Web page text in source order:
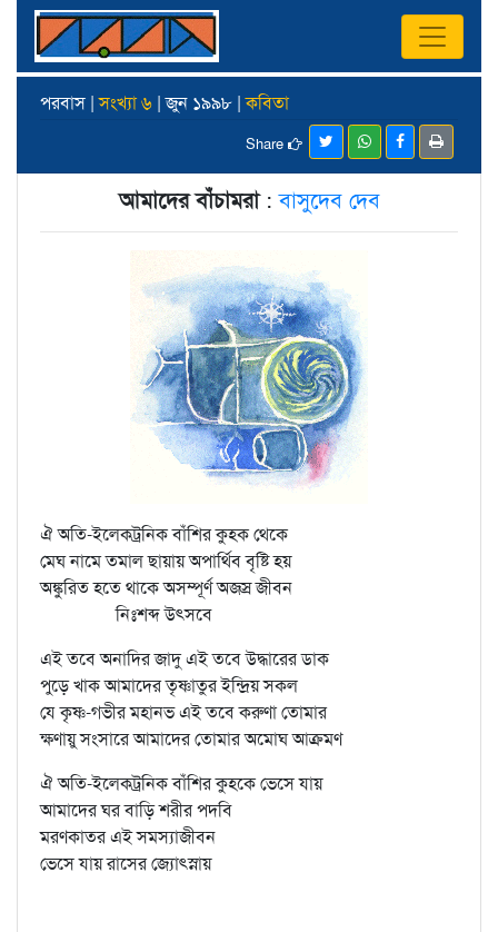
পরবাস |সংখ্যা ৬ | জুন ১৯৯৮ |কবিতা
Share
আমাদের বাঁচামরা:বাসুদেব দেব
ঐ অতি-ইলেকট্রনিক বাঁশির কুহক থেকে
মেঘ নামে তমাল ছায়ায় অপার্থিব বৃষ্টি হয়
অঙ্কুরিত হতে থাকে অসম্পূর্ণ অজস্র জীবন
নিঃশব্দ উৎসবে
এই তবে অনাদির জাদু এই তবে উদ্ধারের ডাক
পুড়ে খাক আমাদের তৃষ্ণাতুর ইন্দ্রিয় সকল
যে কৃষ্ণ-গভীর মহানভ এই তবে করুণা তোমার
ক্ষণায়ু সংসারে আমাদের তোমার অমোঘ আক্রমণ
ঐ অতি-ইলেকট্রনিক বাঁশির কুহকে ভেসে যায়
আমাদের ঘর বাড়ি শরীর পদবি
মরণকাতর এই সমস্যাজীবন
ভেসে যায় রাসের জ্যোৎস্নায়